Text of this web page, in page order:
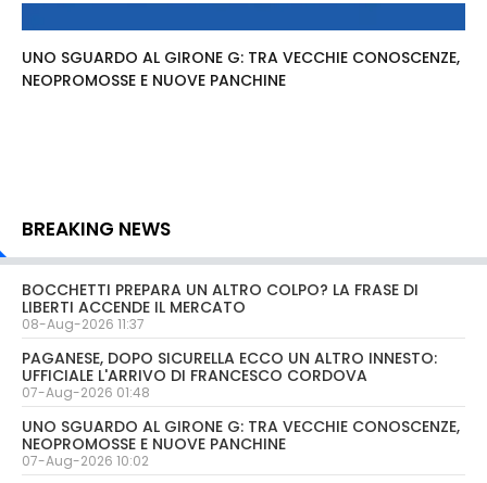
UNO SGUARDO AL GIRONE G: TRA VECCHIE CONOSCENZE,
NEOPROMOSSE E NUOVE PANCHINE
BREAKING NEWS
BOCCHETTI PREPARA UN ALTRO COLPO? LA FRASE DI
LIBERTI ACCENDE IL MERCATO
08-Aug-2026 11:37
PAGANESE, DOPO SICURELLA ECCO UN ALTRO INNESTO:
UFFICIALE L'ARRIVO DI FRANCESCO CORDOVA
07-Aug-2026 01:48
UNO SGUARDO AL GIRONE G: TRA VECCHIE CONOSCENZE,
NEOPROMOSSE E NUOVE PANCHINE
07-Aug-2026 10:02